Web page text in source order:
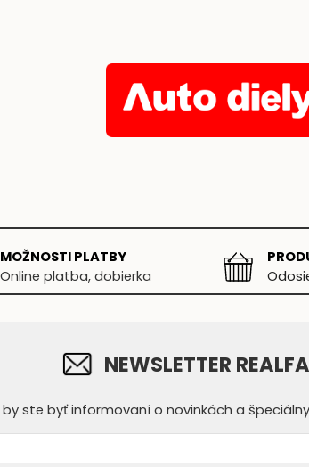
MOŽNOSTI PLATBY
Online platba, dobierka
NEWSLETTER
by ste byť informovaní o novinkách a